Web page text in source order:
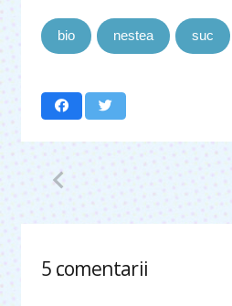
bio nestea suc
5 comentarii
.